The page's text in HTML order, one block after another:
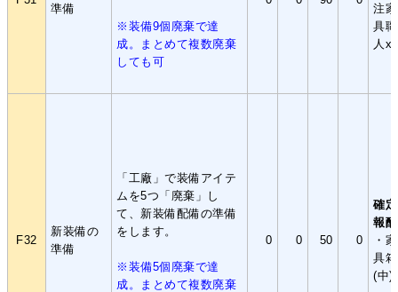
準備
※装備9個廃棄で達
成。まとめて複数廃棄
しても可
注家
具職
人x1
F32
新装備の
準備
「工廠」で装備アイテ
ムを5つ「廃棄」し
て、新装備配備の準備
をします。
※装備5個廃棄で達
成。まとめて複数廃棄
0 0 50 0
確定
報酬
・家
具箱
(中